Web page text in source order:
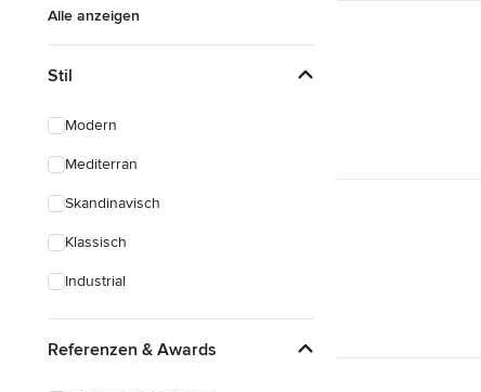
Alle anzeigen
Stil
Modern
Mediterran
Skandinavisch
Klassisch
Industrial
Referenzen & Awards